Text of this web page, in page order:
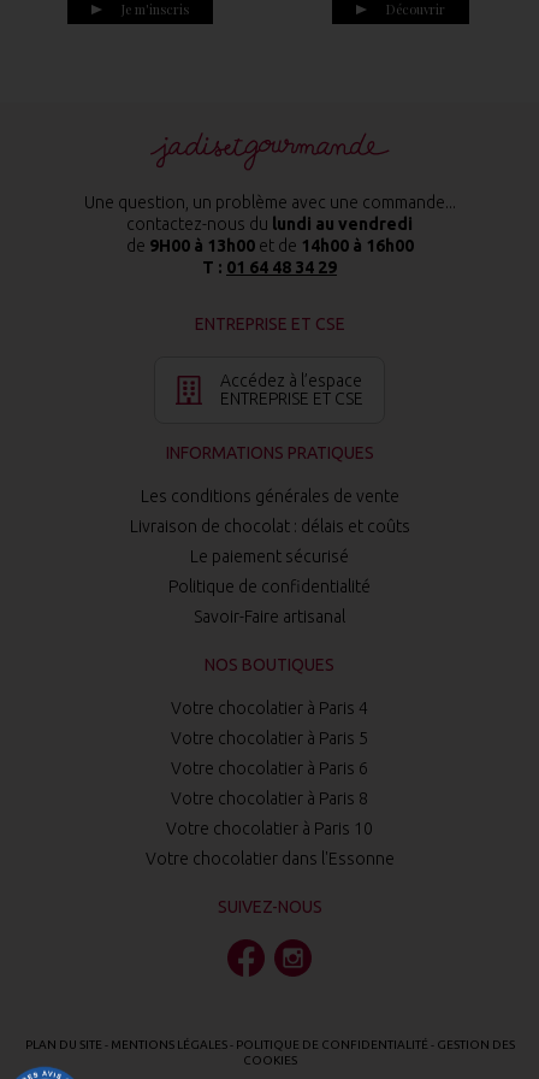
Je m'inscris Découvrir
Une question, un problème avec une commande...
contactez-nous du lundi au vendredi
de 9H00 à 13h00et de 14h00 à 16h00
T : 01 64 48 34 29
ENTREPRISE ET CSE
Accédez à l’espace
ENTREPRISE ET CSE
INFORMATIONS PRATIQUES
Les conditions générales de vente
Livraison de chocolat : délais et coûts
Le paiement sécurisé
Politique de confidentialité
Savoir-Faire artisanal
NOS BOUTIQUES
Votre chocolatier à Paris 4
Votre chocolatier à Paris 5
Votre chocolatier à Paris 6
Votre chocolatier à Paris 8
Votre chocolatier à Paris 10
Votre chocolatier dans l'Essonne
SUIVEZ-NOUS
PLAN DU SITE - MENTIONS LÉGALES- POLITIQUE DE CONFIDENTIALITÉ - GESTION DES
COOKIES